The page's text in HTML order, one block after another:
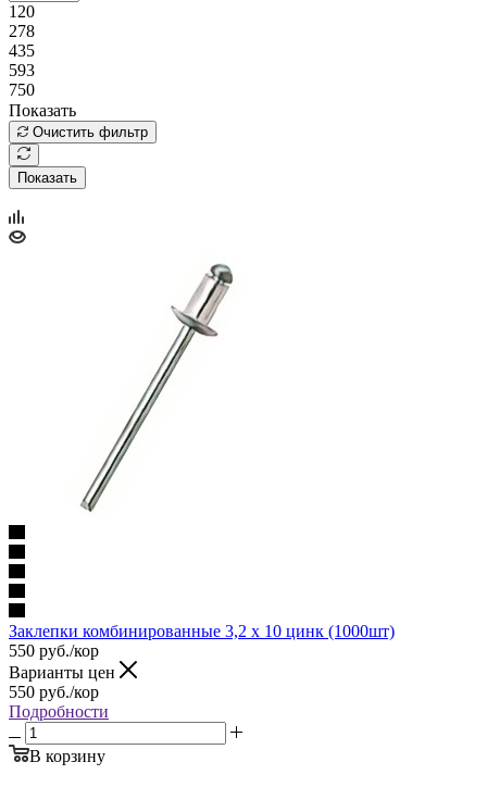
120
278
435
593
750
Показать
Очистить фильтр
Показать
Заклепки комбинированные 3,2 x 10 цинк (1000шт)
550 руб./кор
Варианты цен
550 руб./кор
Подробности
В корзину